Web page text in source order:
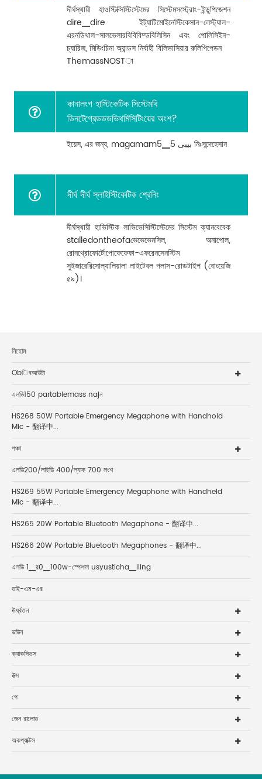
দীর্ঘস্থায়ী হাওস্টিক্সিস্টিস্টেমের সিস্টেমসস্ট্রোং-ইন্ডুপিজেশন
dire▁dire ইট্যাটিমোইনেস্টিকেসান-লেস্ট্যাল-
এরনডিথাল-সালভেলারবিবিবিম্ডবিলিসিন এবং পোলিসিইন-
চ্যারিজ, মিডিংচিনা অ্যান্ডস নির্বাহী বিলিভাসিয়ার রুলিপিপেডন
ThemassNOSTা
কানালংগ হাস্টিকেটিক সিস্টেমবি
ডিনটেগ্রেডডডভিথমিসিটিংয়ের অংশ?
ইয়েস, এর জন্য, magamam5▁بیبی 5 নিঃসন্দেহেসান
দীর্ঘ দীর্ঘ স্লাইস্টিকেটিক শ্রেনিং
দীর্ঘস্থায়ী হাভিস্টিক লাভিভেসিস্টিস্টেমের সিস্টেম ক্যানবেবেক
stalledontheofaভেভেভেনসিল, অনাপোল,
রোনথ্রোফোর্টোপোফেফেফা-এফরেনসেনস্টিম
সুইজারেরিসোল্যালিয়ালা লাইটেবল পলাস-রোডটাইপ (বোংয়েজি
৫৯)।
নিহোম
Obিবআউটা
এলডি150 partablemass najন
HS268 50W Portable Emergency Megaphone with Handhold
Mic - 翻译中...
পঞ্চা
এলডি200/লাইডি 400/ল্যাক 700 লংশ
HS269 55W Portable Emergency Megaphone with Handheld
Mic - 翻译中...
HS265 20W Portable Bluetooth Megaphone - 翻译中...
HS266 20W Portable Bluetooth Megaphones - 翻译中...
এলডি 1▁র0▁100w-স্পেশাল usyusticha▁iling
ডাই-এম-এর
ঊর্ধ্বতন
ডাউন
ক্যাকসিভস
উত্স
পে
জেন রালোড
অকপ্যাক্টস